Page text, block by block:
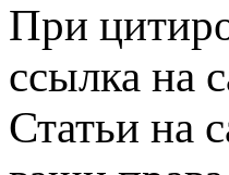
При
ссылка на
Статьи на